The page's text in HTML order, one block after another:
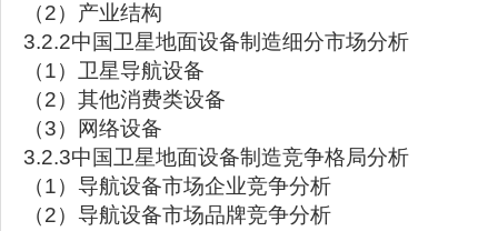
（2）产业结构
3.2.2中国卫星地面设备制造细分市场分析
（1）卫星导航设备
（2）其他消费类设备
（3）网络设备
3.2.3中国卫星地面设备制造竞争格局分析
（1）导航设备市场企业竞争分析
（2）导航设备市场品牌竞争分析